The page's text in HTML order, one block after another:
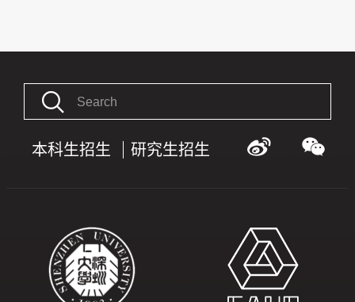
本科生招生 研究生招生